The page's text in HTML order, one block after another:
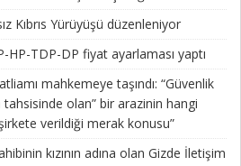
Kıbrıs Yürüyüşü düzenleniyor
HP-TDP-DP fiyat ayarlaması yaptı
mahkemeye taşındı: “Güvenlik
tahsisinde olan” bir arazinin hangi
verildiği merak konusu”
kızının adına olan Gizde İletişim